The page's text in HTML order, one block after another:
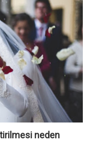
neden